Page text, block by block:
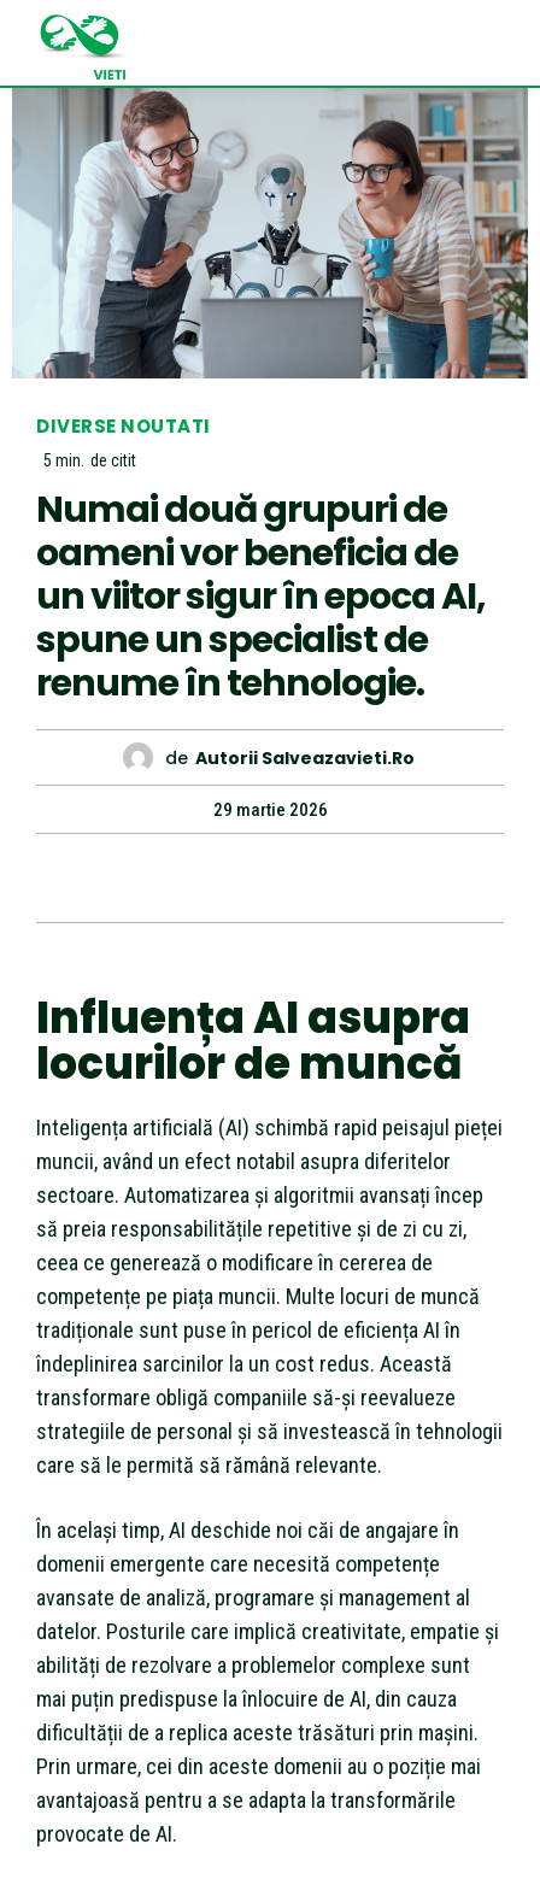
DIVERSE NOUTATI
5 min. de citit
Numai două grupuri de
oameni vor beneficia de
un viitor sigur în epoca AI,
spune un specialist de
renume în tehnologie.
de Autorii Salveazavieti.ro
29 martie 2026
Influența AI asupra
locurilor de muncă
Inteligența artificială (AI) schimbă rapid peisajul pieței
muncii, având un efect notabil asupra diferitelor
sectoare. Automatizarea și algoritmii avansați încep
să preia responsabilitățile repetitive și de zi cu zi,
ceea ce generează o modificare în cererea de
competențe pe piața muncii. Multe locuri de muncă
tradiționale sunt puse în pericol de eficiența AI în
îndeplinirea sarcinilor la un cost redus. Această
transformare obligă companiile să-și reevalueze
strategiile de personal și să investească în tehnologii
care să le permită să rămână relevante.
În același timp, AI deschide noi căi de angajare în
domenii emergente care necesită competențe
avansate de analiză, programare și management al
datelor. Posturile care implică creativitate, empatie și
abilități de rezolvare a problemelor complexe sunt
mai puțin predispuse la înlocuire de AI, din cauza
dificultății de a replica aceste trăsături prin mașini.
Prin urmare, cei din aceste domenii au o poziție mai
avantajoasă pentru a se adapta la transformările
provocate de AI.